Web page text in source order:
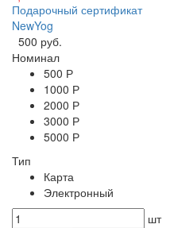
Подарочный сертификат
NewYog
500 руб.
Номинал
500 Р
1000 Р
2000 Р
3000 Р
5000 Р
Тип
Карта
Электронный
шт